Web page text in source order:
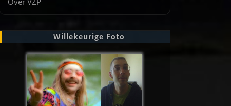
Willekeurige Foto